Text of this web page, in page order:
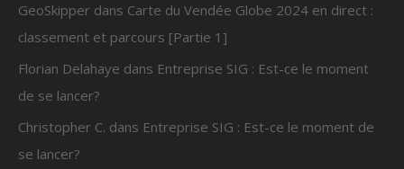
GeoSkipper dans Carte du Vendée Globe 2024 en direct :
classement et parcours [Partie 1]
Florian Delahaye dans Entreprise SIG : Est-ce le moment
de se lancer?
Christopher C. dans Entreprise SIG : Est-ce le moment de
se lancer?